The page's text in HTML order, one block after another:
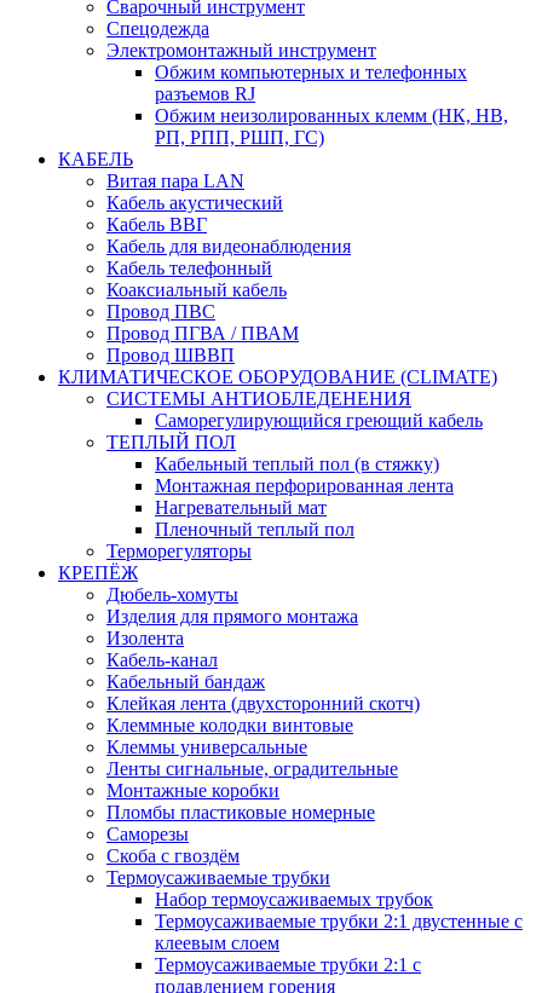
Сварочный инструмент
Спецодежда
Электромонтажный инструмент
Обжим компьютерных и телефонных
разъемов RJ
Обжим неизолированных клемм (НК, НВ,
РП, РПП, РШП, ГС)
КАБЕЛЬ
Витая пара LAN
Кабель акустический
Кабель ВВГ
Кабель для видеонаблюдения
Кабель телефонный
Коаксиальный кабель
Провод ПВС
Провод ПГВА / ПВАМ
Провод ШВВП
КЛИМАТИЧЕСКОЕ ОБОРУДОВАНИЕ (CLIMATE)
СИСТЕМЫ АНТИОБЛЕДЕНЕНИЯ
Саморегулирующийся греющий кабель
ТЕПЛЫЙ ПОЛ
Кабельный теплый пол (в стяжку)
Монтажная перфорированная лента
Нагревательный мат
Пленочный теплый пол
Терморегуляторы
КРЕПЁЖ
Дюбель-хомуты
Изделия для прямого монтажа
Изолента
Кабель-канал
Кабельный бандаж
Клейкая лента (двухсторонний скотч)
Клеммные колодки винтовые
Клеммы универсальные
Ленты сигнальные, оградительные
Монтажные коробки
Пломбы пластиковые номерные
Саморезы
Скоба с гвоздём
Термоусаживаемые трубки
Набор термоусаживаемых трубок
Термоусаживаемые трубки 2:1 двустенные с
клеевым слоем
Термоусаживаемые трубки 2:1 с
подавлением горения